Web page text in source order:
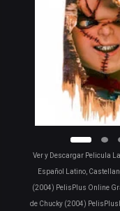
Ver y Descargar Pelicula
Español Latino,
(2004) PelisPlus Online
de Chucky (2004)